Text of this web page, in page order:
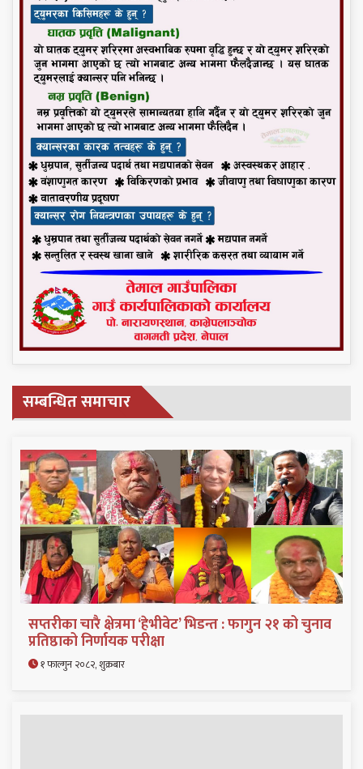
सम्बन्धित समाचार
सप्तरीका चारै क्षेत्रमा ‘हेभीवेट’ भिडन्त : फागुन २१ को चुनाव
प्रतिष्ठाको निर्णायक परीक्षा
१ फाल्गुन २०८२, शुक्रबार